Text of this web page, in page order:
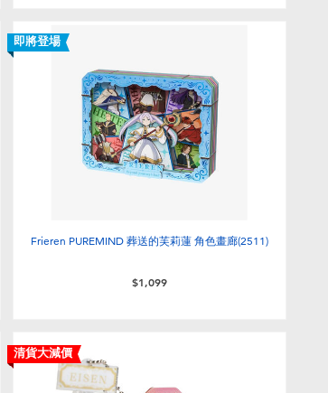
即將登場
Frieren PUREMIND 葬送的芙莉蓮 角色畫廊(2511)
$1,099
清貨大減價